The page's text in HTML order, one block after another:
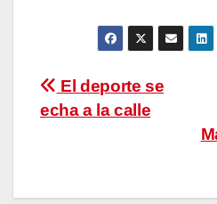
Navegación
de
El deporte se
echa a la calle